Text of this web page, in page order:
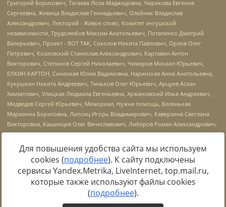
https://minjust.gov.ru/uploaded/files/reestr-
inostrannyih-agentov-22-03-2024.pdfданные на22.03.2024
Для повышения удобства сайта мы используем
cookies (подробнее). К сайту подключены
сервисы Yandex.Metrika, LiveInternet, top.mail.ru,
которые также используют файлы cookies
(подробнее).